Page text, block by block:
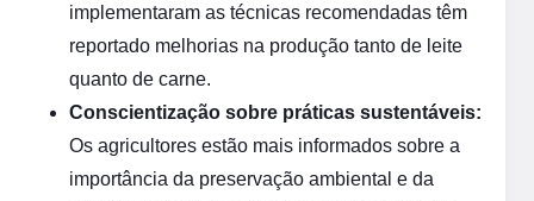
implementaram as técnicas recomendadas têm
reportado melhorias na produção tanto de leite
quanto de carne.
Conscientização sobre práticas sustentáveis:
Os agricultores estão mais informados sobre a
importância da preservação ambiental e da